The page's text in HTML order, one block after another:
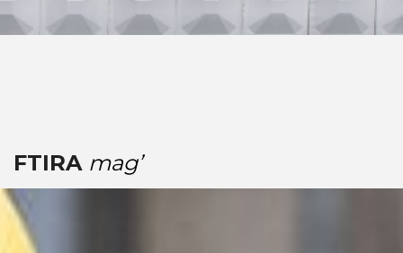
FTIRA mag’